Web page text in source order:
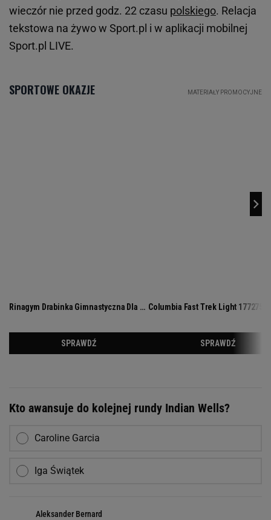
wieczór nie przed godz. 22 czasu polskiego. Relacja
tekstowa na żywo w Sport.pl i w aplikacji mobilnej
Sport.pl LIVE.
Kto awansuje do kolejnej rundy Indian Wells?
Caroline Garcia
Iga Świątek
Aleksander Bernard